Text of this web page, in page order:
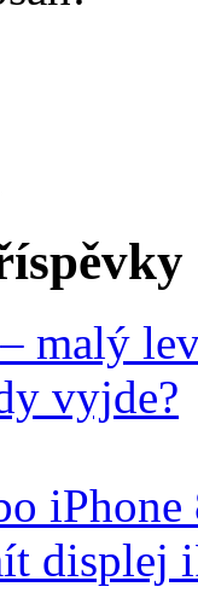
malý
vyjde?
displej